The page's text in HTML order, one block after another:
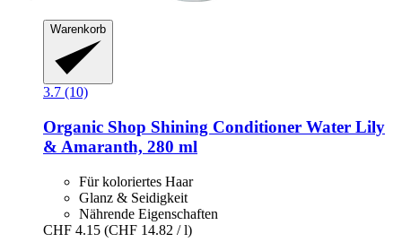
Warenkorb
3.7 (10)
Organic Shop Shining Conditioner Water Lily
& Amaranth, 280 ml
Für koloriertes Haar
Glanz & Seidigkeit
Nährende Eigenschaften
CHF 4.15 (CHF 14.82 / l)